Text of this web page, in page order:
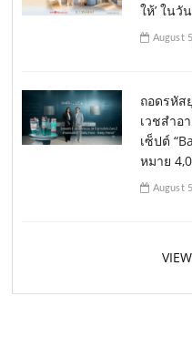
ให้’ ในวั
August
ถอดรหัส
เวชสำอ
เซ็ปต์
หมาย
August